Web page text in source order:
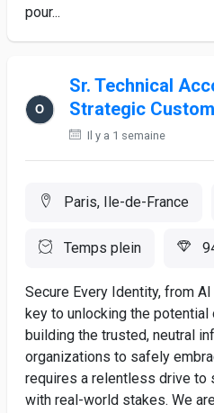
pour...
Sr. Technical
Strategic
Il y a 1 semaine
Paris, Ile-de-France
Temps plein
Secure Every Identity, from
key to unlocking the
building the trusted, neutral
organizations to safely
requires a relentless drive to
with real-world stakes. We